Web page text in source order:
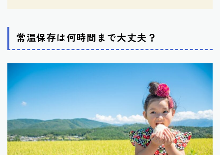
常温保存は何時間まで大丈夫？